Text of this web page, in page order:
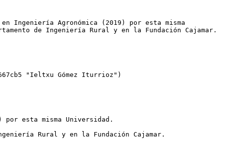
Ingeniería Agronómica (2019) por esta misma
de Ingeniería Rural y en la Fundación Cajamar.
"Ieltxu Gómez Iturrioz")
esta misma Universidad.
Rural y en la Fundación Cajamar.